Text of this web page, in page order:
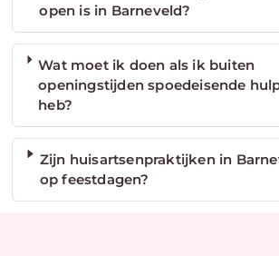
open is in Barneveld?
Wat moet ik doen als ik buiten
openingstijden spoedeisende
heb?
Zijn huisartsenpraktijken in
op feestdagen?